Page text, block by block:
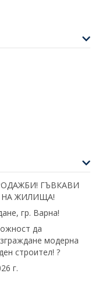
ГЪВКАВИ
НА ЖИЛИЩА!
гр. Варна!
да
модерна
строител! ?️
г.